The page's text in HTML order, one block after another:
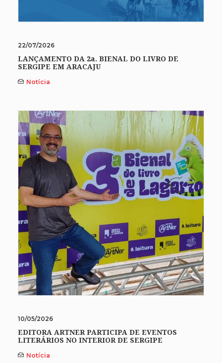
22/07/2026
LANÇAMENTO DA 2a. BIENAL DO LIVRO DE
SERGIPE EM ARACAJU
Notícia
10/05/2026
EDITORA ARTNER PARTICIPA DE EVENTOS
LITERÁRIOS NO INTERIOR DE SERGIPE
Notícia